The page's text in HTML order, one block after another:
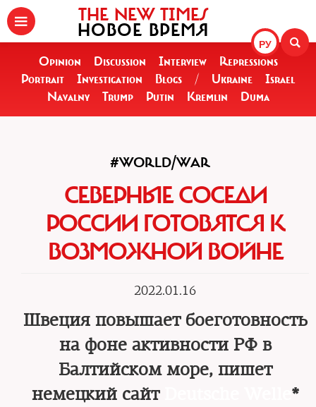
РУ
THE NEW TIMES
НОВОЕ ВРЕМЯ
Opinion Discussion Interview
Repressions
Portrait
Investigation Blogs / Ukraine
Israel
Navalny
Trump Putin Kremlin Duma
#WORLD/WAR
СЕВЕРНЫЕ СОСЕДИ
РОССИИ ГОТОВЯТСЯ К
ВОЗМОЖНОЙ ВОЙНЕ
2022.01.16
Швеция повышает боеготовность
на фоне активности РФ в
Балтийском море, пишет
немецкий сайт
*